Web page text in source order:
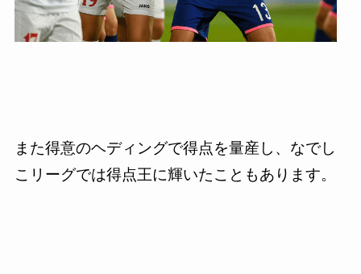
また得意のヘディングで得点を量産し、なでし
こリーグでは得点王に輝いたこともあります。